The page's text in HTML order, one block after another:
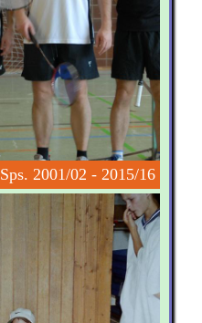
Sps. 2001/02 - 2015/16